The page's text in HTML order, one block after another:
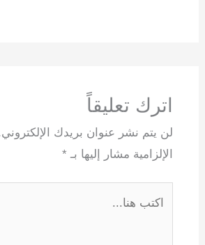
اترك تعليقاً
لن يتم نشر عنوان بريدك
الإلزامية مشار إليها بـ *